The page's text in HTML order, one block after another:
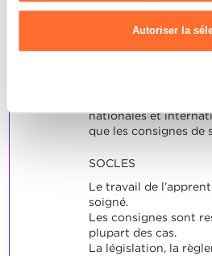
Autoriser la
INDICATEURS
L’apprenti est
• en veillant à la
nationales et
que les consignes de
SOCLES
Le travail de
soigné.
Les consignes sont
plupart des cas.
La législation, la